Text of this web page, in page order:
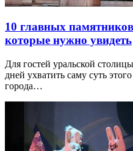
10 главных
которые нужно увидеть
Для гостей уральской
дней ухватить саму суть
города…